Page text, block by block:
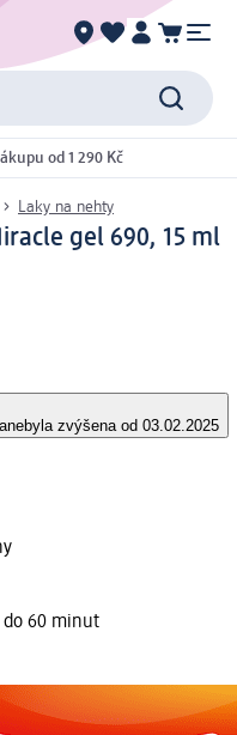
od 1 290 Kč
Laky na nehty
gel 690, 15 ml
nebyla zvýšena od 03.02.2025
do 60 minut